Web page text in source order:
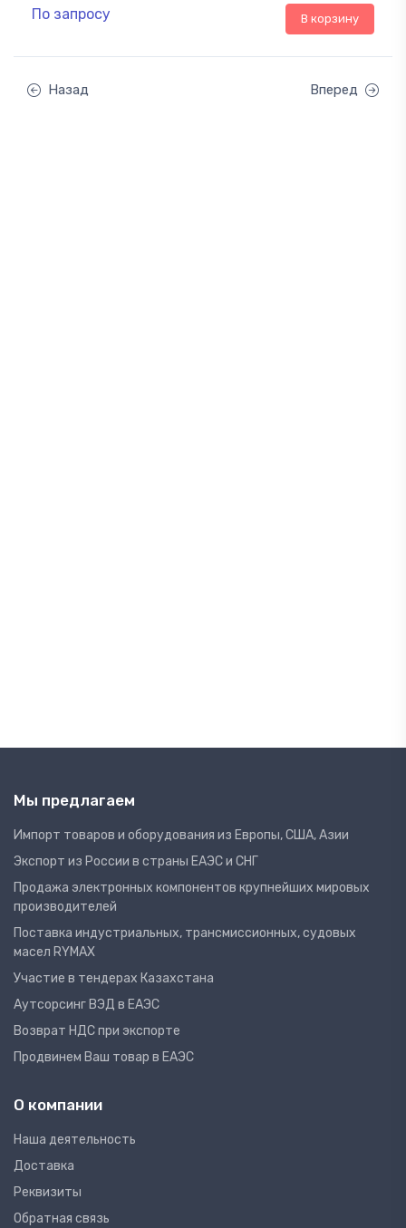
По запросу В корзину
Назад Вперед
Мы предлагаем
Импорт товаров и оборудования из Европы, США, Азии
Экспорт из России в страны ЕАЭС и СНГ
Продажа электронных компонентов крупнейших мировых
производителей
Поставка индустриальных, трансмиссионных, судовых
масел RYMAX
Участие в тендерах Казахстана
Аутсорсинг ВЭД в ЕАЭС
Возврат НДС при экспорте
Продвинем Ваш товар в ЕАЭС
О компании
Наша деятельность
Доставка
Реквизиты
Обратная связь